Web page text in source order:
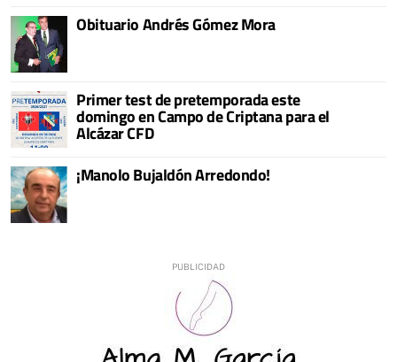
Obituario Andrés Gómez Mora
Primer test de pretemporada este
domingo en Campo de Criptana para el
Alcázar CFD
¡Manolo Bujaldón Arredondo!